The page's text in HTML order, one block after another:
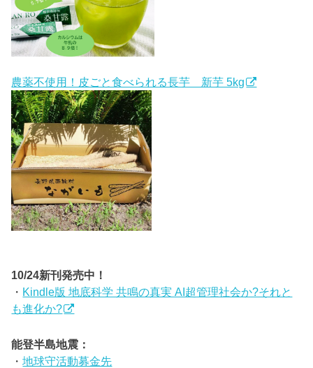
農薬不使用！皮ごと食べられる長芋 新芋 5kg
10/24新刊発売中！
・ Kindle版 地底科学 共鳴の真実 AI超管理社会か?それと
も進化か?
能登半島地震：
・地球守活動募金先